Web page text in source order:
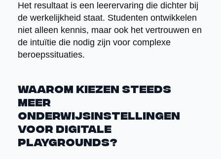
Het resultaat is een leerervaring die dichter bij
de werkelijkheid staat. Studenten ontwikkelen
niet alleen kennis, maar ook het vertrouwen en
de intuïtie die nodig zijn voor complexe
beroepssituaties.
Waarom kiezen steeds
meer
onderwijsinstellingen
voor digitale
playgrounds?